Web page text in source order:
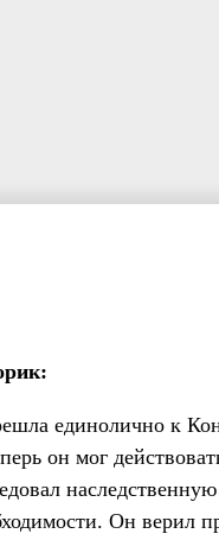
единолично к
он мог
Он верил